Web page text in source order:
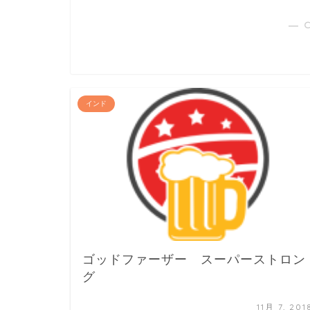
―
インド
ゴッドファーザー スーパーストロン
グ
11月 7, 2018